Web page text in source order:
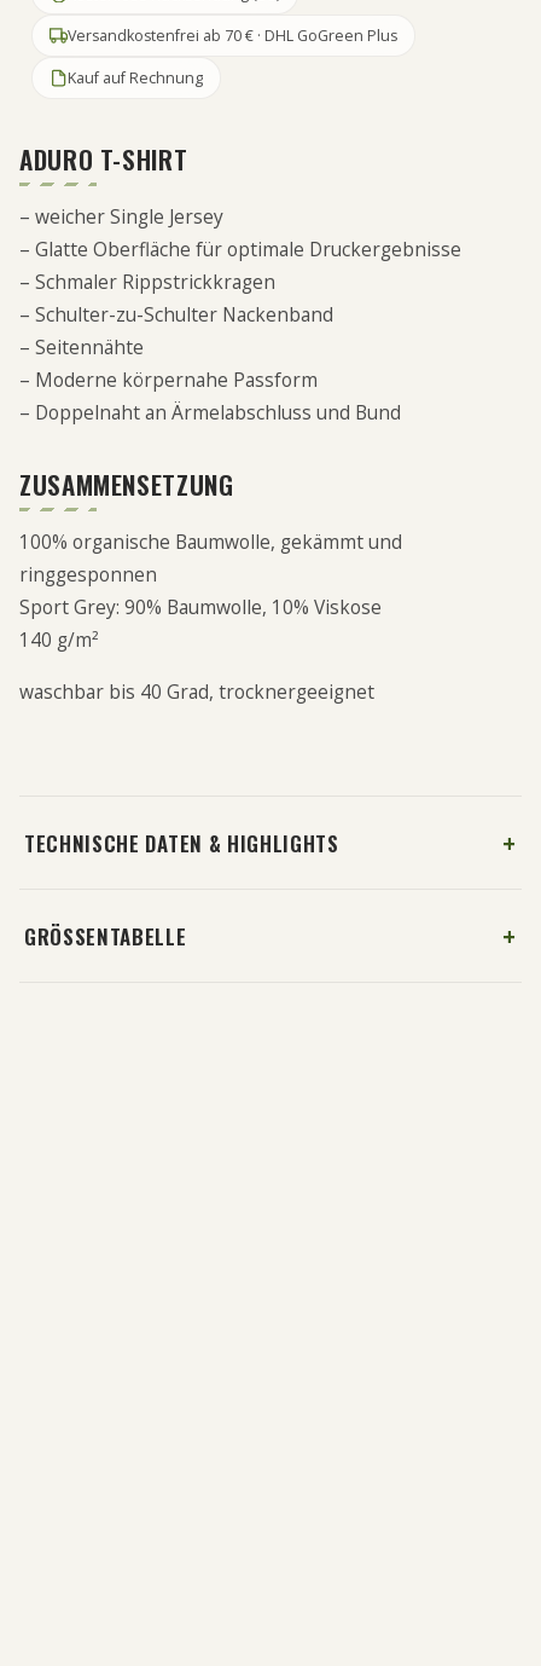
Versandkostenfrei ab 70 € · DHL GoGreen Plus
Kauf auf Rechnung
ADURO T-SHIRT
– weicher Single Jersey
– Glatte Oberfläche für optimale Druckergebnisse
– Schmaler Rippstrickkragen
– Schulter-zu-Schulter Nackenband
– Seitennähte
– Moderne körpernahe Passform
– Doppelnaht an Ärmelabschluss und Bund
ZUSAMMENSETZUNG
100% organische Baumwolle, gekämmt und
ringgesponnen
Sport Grey: 90% Baumwolle, 10% Viskose
140 g/m²
waschbar bis 40 Grad, trocknergeeignet
TECHNISCHE DATEN & HIGHLIGHTS
GRÖSSENTABELLE